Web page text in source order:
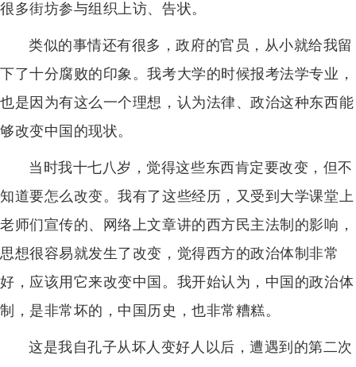
很多街坊参与组织上访、告状。
类似的事情还有很多，政府的官员，从小就给我留
下了十分腐败的印象。我考大学的时候报考法学专业，
也是因为有这么一个理想，认为法律、政治这种东西能
够改变中国的现状。
当时我十七八岁，觉得这些东西肯定要改变，但不
知道要怎么改变。我有了这些经历，又受到大学课堂上
老师们宣传的、网络上文章讲的西方民主法制的影响，
思想很容易就发生了改变，觉得西方的政治体制非常
好，应该用它来改变中国。我开始认为，中国的政治体
制，是非常坏的，中国历史，也非常糟糕。
这是我自孔子从坏人变好人以后，遭遇到的第二次